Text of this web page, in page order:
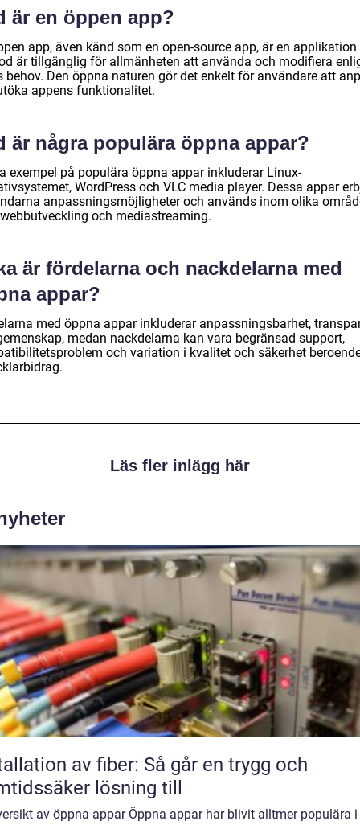
är en öppen app?
app, även känd som en open-source app, är en applikation
är tillgänglig för allmänheten att använda och modifiera
behov. Den öppna naturen gör det enkelt för användare att
appens funktionalitet.
är några populära öppna appar?
exempel på populära öppna appar inkluderar Linux-
WordPress och VLC media player. Dessa appar
anpassningsmöjligheter och används inom olika
och mediastreaming.
är fördelarna och nackdelarna med
appar?
med öppna appar inkluderar anpassningsbarhet,
medan nackdelarna kan vara begränsad support,
och variation i kvalitet och säkerhet
Läs fler inlägg här
av fiber: Så går en trygg och
lösning till
av öppna appar Öppna appar har blivit alltmer populära i